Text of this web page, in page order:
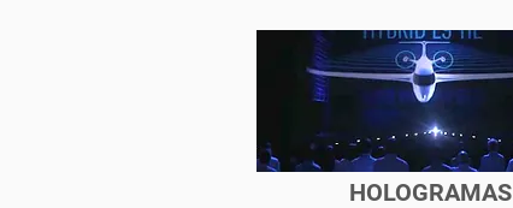
HOLOGRAMAS